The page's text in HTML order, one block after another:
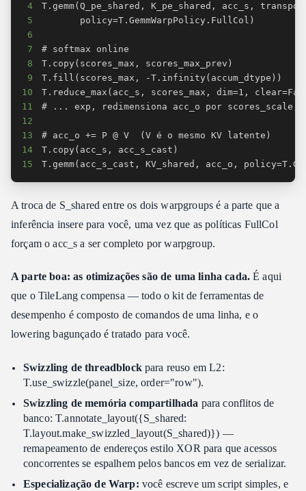
4
5
6
7
8
9
10
11
12
13
14
15
T.gemm(acc_s_cast, KV_shared, acc_o,
A troca de S_shared entre os dois warpgroups é a parte que a
inferência insere para você, uma vez que as políticas FullCol
forçam o acc_s a ser completo por warpgroup.
A parte boa: as otimizações são de uma linha cada. É aqui
que o TileLang compensa — todo o kit de ferramentas de
desempenho é composto de comandos de uma linha, e o
lowering bagunçado é tratado para você.
Swizzling de threadblockpara reuso em L2:
T.use_swizzle(panel_size, order="row").
Swizzling de memória compartilhada para conflitos de
banco: T.annotate_layout({S_shared:
T.layout.make_swizzled_layout(S_shared)}) —
remapeamento de endereços estilo XOR para que acessos
concorrentes se espalhem pelos bancos em vez de serializar.
Especialização de Warp: você escreve um script simples, e